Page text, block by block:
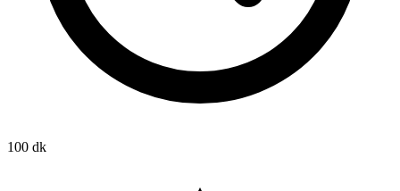
100 dk